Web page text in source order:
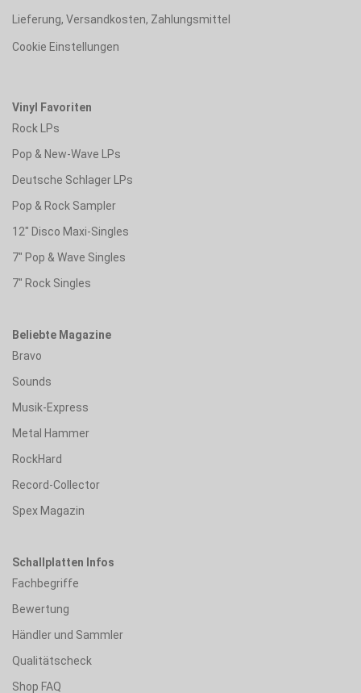
Lieferung, Versandkosten, Zahlungsmittel
Cookie Einstellungen
Vinyl Favoriten
Rock LPs
Pop & New-Wave LPs
Deutsche Schlager LPs
Pop & Rock Sampler
12" Disco Maxi-Singles
7" Pop & Wave Singles
7" Rock Singles
Beliebte Magazine
Bravo
Sounds
Musik-Express
Metal Hammer
RockHard
Record-Collector
Spex Magazin
Schallplatten Infos
Fachbegriffe
Bewertung
Händler und Sammler
Qualitätscheck
Shop FAQ